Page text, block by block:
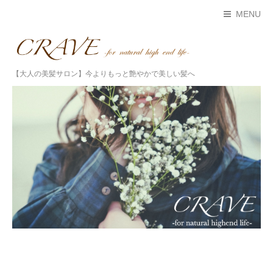
MENU
【大人の美髪サロン】今よりもっと艶やかで美しい髪へ